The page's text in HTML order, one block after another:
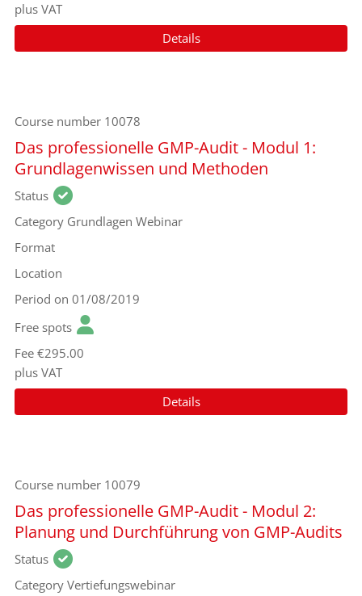
plus VAT
Details
Course number 10078
Das professionelle GMP-Audit - Modul 1:
Grundlagenwissen und Methoden
Status
Category Grundlagen Webinar
Format
Location
Period on 01/08/2019
Free spots
Fee €295.00
plus VAT
Details
Course number 10079
Das professionelle GMP-Audit - Modul 2:
Planung und Durchführung von GMP-Audits
Status
Category Vertiefungswebinar